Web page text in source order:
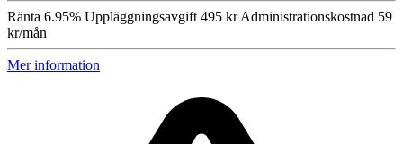
Ränta 6.95% Uppläggningsavgift 495 krAdministrationskostnad 59
kr/mån
Mer information